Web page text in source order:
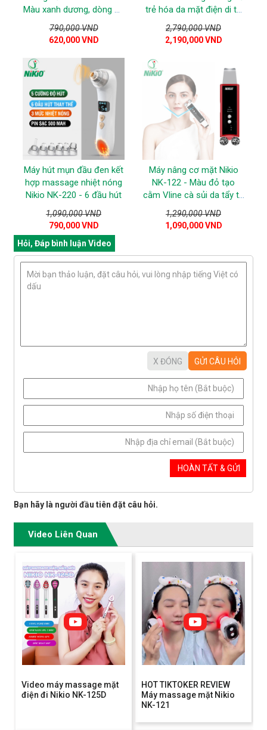
Màu xanh dương, dòng đa
năng
790,000 VND
620,000 VND
trẻ hóa da mặt điện di trị
liệu RF
2,790,000 VND
2,190,000 VND
Máy hút mụn đầu đen kết
hợp massage nhiệt nóng
Nikio NK-220 - 6 đầu hút
1,090,000 VND
790,000 VND
Máy nâng cơ mặt Nikio
NK-122 - Màu đỏ tạo
cằm Vline cà sủi da tẩy tế
bào chết
1,290,000 VND
1,090,000 VND
Hỏi, Đáp bình luận Video
Bạn hãy là người đầu tiên đặt câu hỏi.
Video Liên Quan
Video máy massage mặt
điện đi Nikio NK-125D
HOT TIKTOKER REVIEW
Máy massage mặt Nikio
NK-121